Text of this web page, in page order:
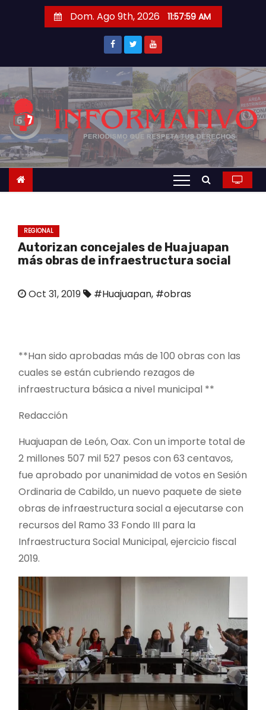
r
a
c
o
t
Dom. Ago 9th, 2026 11:58:00 AM
REGIONAL
Autorizan concejales de Huajuapan
más obras de infraestructura social
Oct 31, 2019 #Huajuapan, #obras
**Han sido aprobadas más de 100 obras con las
cuales se están cubriendo rezagos de
infraestructura básica a nivel municipal **
Redacción
Huajuapan de León, Oax. Con un importe total de
2 millones 507 mil 527 pesos con 63 centavos,
fue aprobado por unanimidad de votos en Sesión
Ordinaria de Cabildo, un nuevo paquete de siete
obras de infraestructura social a ejecutarse con
recursos del Ramo 33 Fondo III para la
Infraestructura Social Municipal, ejercicio fiscal
2019.